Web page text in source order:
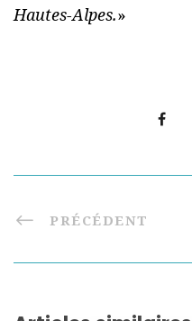
Hautes-Alpes.»
PRÉCÉDENT